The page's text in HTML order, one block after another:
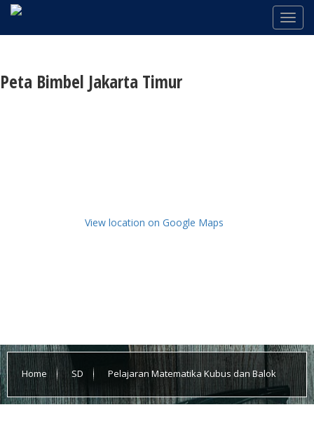
Peta Bimbel Jakarta Timur
View location on Google Maps
Home SD Pelajaran Matematika Kubus dan Balok